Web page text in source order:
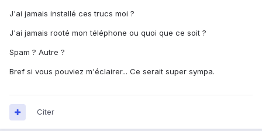
J'ai jamais installé ces trucs moi ?
J'ai jamais rooté mon téléphone ou quoi que ce soit ?
Spam ? Autre ?
Bref si vous pouviez m'éclairer... Ce serait super sympa.
Citer